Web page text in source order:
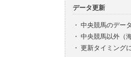
データ更新
・ 中央競馬のデー
・ 中央競馬以外（
・ 更新タイミング